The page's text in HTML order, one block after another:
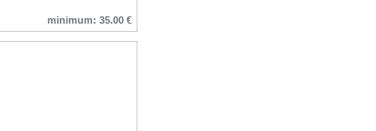
minimum: 35.00 €